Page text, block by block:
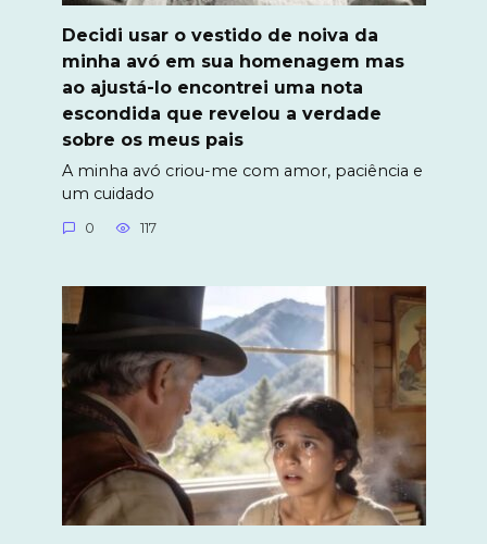
Decidi usar o vestido de noiva da
minha avó em sua homenagem mas
ao ajustá-lo encontrei uma nota
escondida que revelou a verdade
sobre os meus pais
A minha avó criou-me com amor, paciência e
um cuidado
0 117